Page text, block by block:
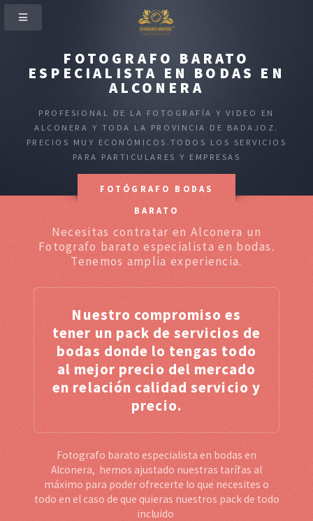
FOTOGRAFO BARATO
ESPECIALISTA EN BODAS EN
ALCONERA
PROFESIONAL DE LA FOTOGRAFÍA Y VIDEO EN
ALCONERA Y TODA LA PROVINCIA DE BADAJOZ.
PRECIOS MUY ECONÓMICOS.TODOS LOS SERVICIOS
PARA PARTICULARES Y EMPRESAS
FOTÓGRAFO BODAS
BARATO
Necesitas contratar en Alconera un
Fotografo barato especialista en bodas.
Tenemos amplia experiencia.
Nuestro compromiso es
tener un pack de servicios de
bodas donde lo tengas todo
al mejor precio del mercado
en relación calidad servicio y
precio.
Fotografo barato especialista en bodas en
Alconera, hemos ajustado nuestras tarífas al
máximo para poder ofrecerte lo que necesites o
todo en el caso de que quieras nuestros pack de todo
incluido